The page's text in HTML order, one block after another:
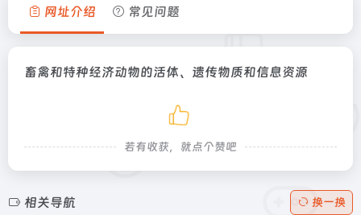
网址介绍 常见问题
畜禽和特种经济动物的活体、遗传物质和信息资源
若有收获，就点个赞吧
相关导航 换一换